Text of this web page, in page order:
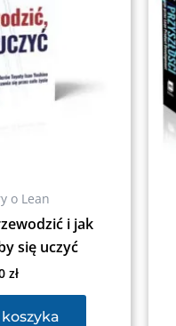
o Lean
i jak
się uczyć
zł